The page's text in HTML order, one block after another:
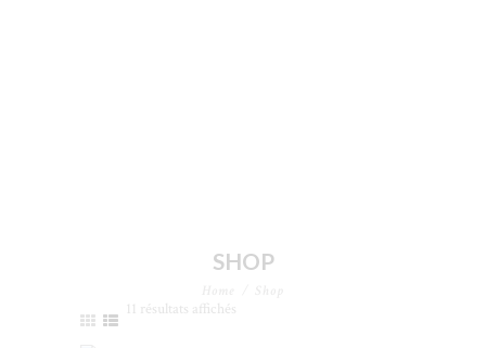
SHOP
11 résultats affichés